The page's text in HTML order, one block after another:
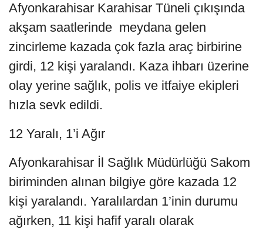
Afyonkarahisar Karahisar Tüneli çıkışında
akşam saatlerinde meydana gelen
zincirleme kazada çok fazla araç birbirine
girdi, 12 kişi yaralandı. Kaza ihbarı üzerine
olay yerine sağlık, polis ve itfaiye ekipleri
hızla sevk edildi.
12 Yaralı, 1’i Ağır
Afyonkarahisar İl Sağlık Müdürlüğü Sakom
biriminden alınan bilgiye göre kazada 12
kişi yaralandı. Yaralılardan 1’inin durumu
ağırken, 11 kişi hafif yaralı olarak